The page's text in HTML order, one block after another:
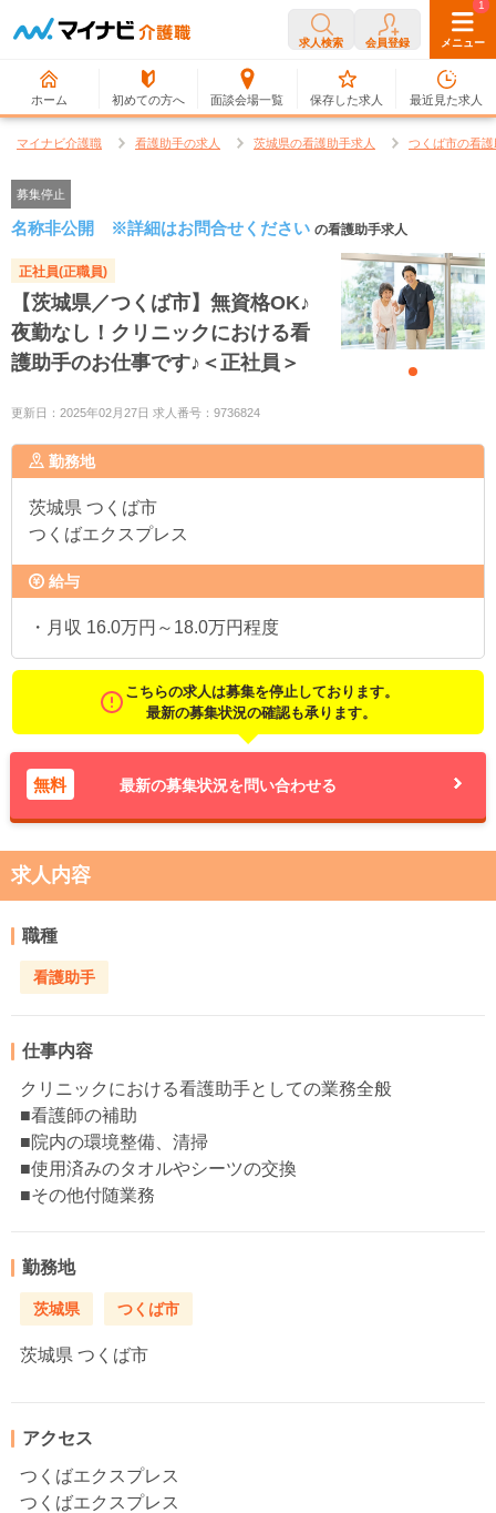
求人検索 会員登録 メニュー
ホーム 初めての方へ 面談会場一覧
0
保存した求人
1
最近見た求人
マイナビ介護職 看護助手の求人 茨城県の看護助手求人 つくば市の看
募集停止
名称非公開 ※詳細はお問合せください の看護助手求人
正社員(正職員)
【茨城県／つくば市】無資格OK♪
夜勤なし！クリニックにおける看
護助手のお仕事です♪＜正社員＞
更新日：2025年02月27日 求人番号：9736824
勤務地
茨城県 つくば市
つくばエクスプレス
給与
・月収 16.0万円～18.0万円程度
こちらの求人は募集を停止しております。
最新の募集状況の確認も承ります。
無料 最新の募集状況を問い合わせる
求人内容
職種
看護助手
仕事内容
クリニックにおける看護助手としての業務全般
■看護師の補助
■院内の環境整備、清掃
■使用済みのタオルやシーツの交換
■その他付随業務
勤務地
茨城県 つくば市
茨城県 つくば市
アクセス
つくばエクスプレス
つくばエクスプレス